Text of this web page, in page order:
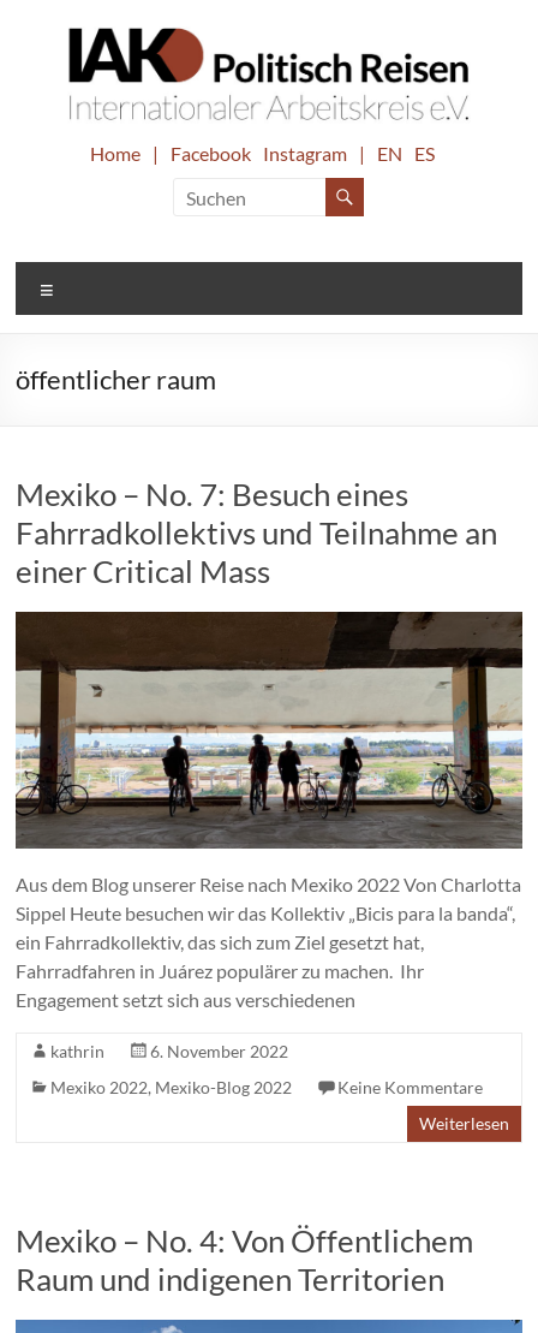
IAK.
Reisen
Internationaler
Home | Facebook Instagram | EN ES
öffentlicher raum
Mexiko – No. 7: Besuch eines
Fahrradkollektivs und Teilnahme an
einer Critical Mass
Aus dem Blog unserer Reise nach Mexiko 2022 Von Charlotta
Sippel Heute besuchen wir das Kollektiv „Bicis para la banda“,
ein Fahrradkollektiv, das sich zum Ziel gesetzt hat,
Fahrradfahren in Juárez populärer zu machen. Ihr
Engagement setzt sich aus verschiedenen
kathrin
6. November 2022
Mexiko 2022, Mexiko-Blog 2022
Keine Kommentare
Weiterlesen
Mexiko – No. 4: Von Öffentlichem
Raum und indigenen Territorien